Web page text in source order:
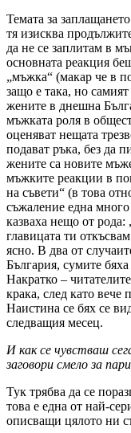
Темата за
тя изисква
да не се заплитам в
основната реакция
„мъжка“ (макар че в
защо е така, но
жените в днешна
мъжката роля в
оценяват нещата
подават ръка, без да
жените са новите
мъжките реакции в
на съвети“ (в това
съжаление една
казваха нещо от
главицата ти
ясно. В два от
България, сумите
Накратко –
крака, след като вече
Наистина се бях се
следващия месец.
И как се чувстваш
заговори смело за
Тук трябва да се
това е една от най-
описващи цялото ни